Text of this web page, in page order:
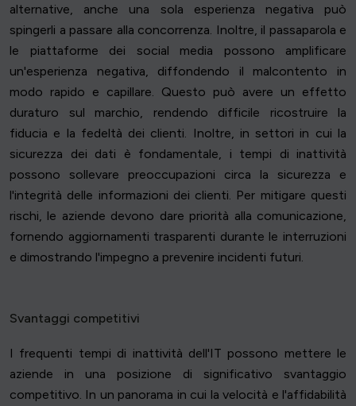
alternative, anche una sola esperienza negativa può
spingerli a passare alla concorrenza. Inoltre, il passaparola e
le piattaforme dei social media possono amplificare
un'esperienza negativa, diffondendo il malcontento in
modo rapido e capillare. Questo può avere un effetto
duraturo sul marchio, rendendo difficile ricostruire la
fiducia e la fedeltà dei clienti. Inoltre, in settori in cui la
sicurezza dei dati è fondamentale, i tempi di inattività
possono sollevare preoccupazioni circa la sicurezza e
l'integrità delle informazioni dei clienti. Per mitigare questi
rischi, le aziende devono dare priorità alla comunicazione,
fornendo aggiornamenti trasparenti durante le interruzioni
e dimostrando l'impegno a prevenire incidenti futuri.
Svantaggi competitivi
I frequenti tempi di inattività dell'IT possono mettere le
aziende in una posizione di significativo svantaggio
competitivo. In un panorama in cui la velocità e l'affidabilità